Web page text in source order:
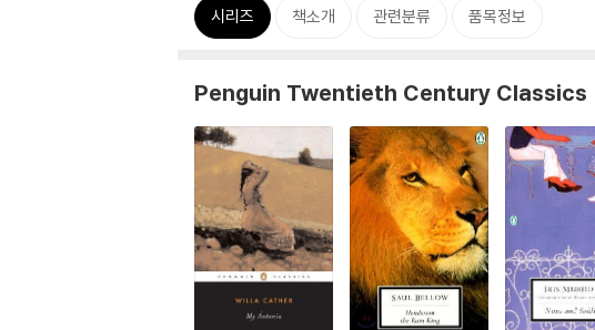
시리즈 책소개 관련분류 품목정보
Penguin Twentieth Century Classics